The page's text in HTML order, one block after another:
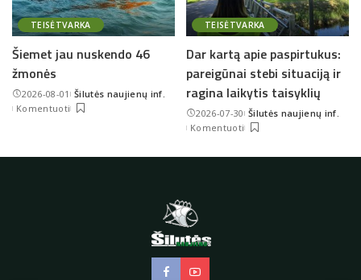
TEISĖTVARKA
Šiemet jau nuskendo 46
žmonės
2026-08-01 Posted
by
Šilutės naujienų inf.
Komentuoti
TEISĖTVARKA
Dar kartą apie paspirtukus:
pareigūnai stebi situaciją ir
ragina laikytis taisyklių
2026-07-30Posted
by
Šilutės naujienų inf.
Komentuoti